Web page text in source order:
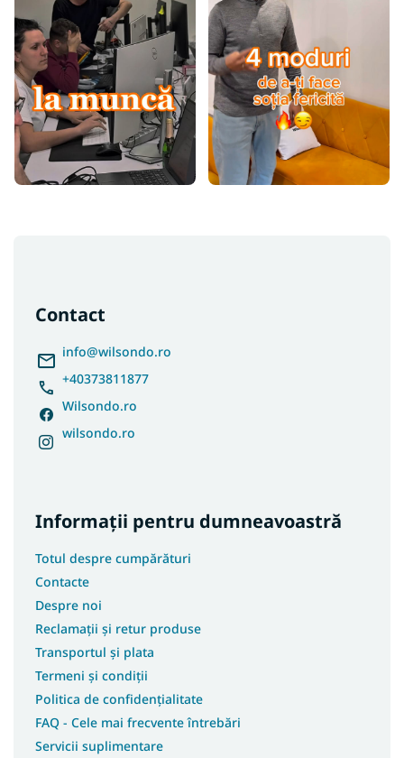
Contact
info@wilsondo.ro
+40373811877
Wilsondo.ro
wilsondo.ro
Informații pentru dumneavoastră
Totul despre cumpărături
Contacte
Despre noi
Reclamații și retur produse
Transportul și plata
Termeni și condiții
Politica de confidențialitate
FAQ - Cele mai frecvente întrebări
Servicii suplimentare